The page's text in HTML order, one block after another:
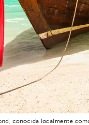
conocida localmente